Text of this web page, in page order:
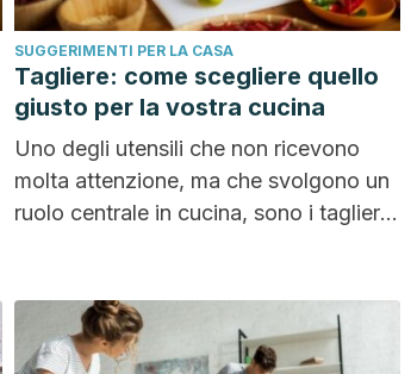
SUGGERIMENTI PER LA CASA
Tagliere: come scegliere quello
giusto per la vostra cucina
Uno degli utensili che non ricevono
molta attenzione, ma che svolgono un
ruolo centrale in cucina, sono i taglieri.